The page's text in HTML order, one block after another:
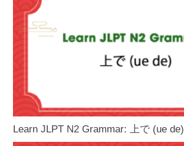
Learn JLPT N2 Grammar: 上で (ue de)